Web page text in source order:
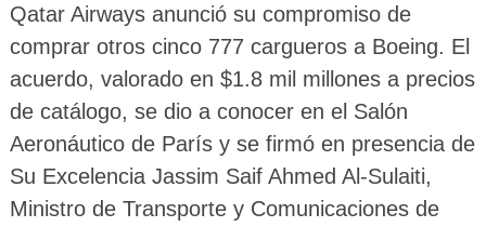
Qatar Airways anunció su compromiso de
comprar otros cinco 777 cargueros a Boeing. El
acuerdo, valorado en $1.8 mil millones a precios
de catálogo, se dio a conocer en el Salón
Aeronáutico de París y se firmó en presencia de
Su Excelencia Jassim Saif Ahmed Al-Sulaiti,
Ministro de Transporte y Comunicaciones de